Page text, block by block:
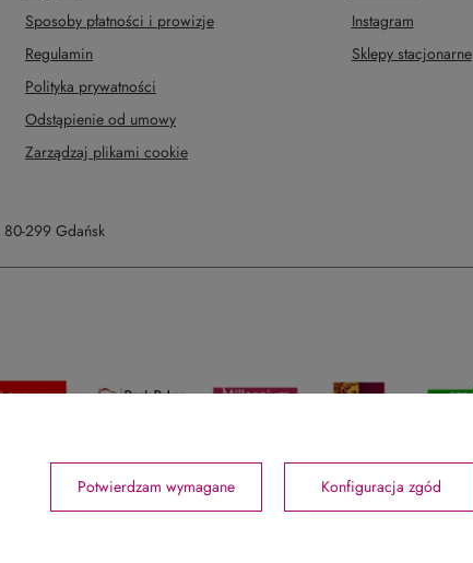
Sposoby płatności i prowizje
Regulamin
Polityka prywatności
Odstąpienie od umowy
Zarządzaj plikami cookie
Instagram
Sklepy stacjonarne
80-299 Gdańsk
Potwierdzam wymagane Konfiguracja zgód